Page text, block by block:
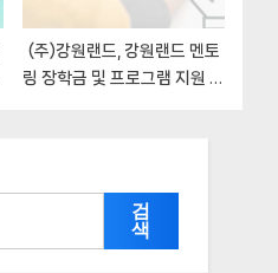
(주)강원랜드, 강원랜드 멘토
링 장학금 및 프로그램 지원 지
검
색